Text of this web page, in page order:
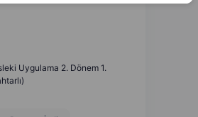
Uygulama 2. Dönem 1.